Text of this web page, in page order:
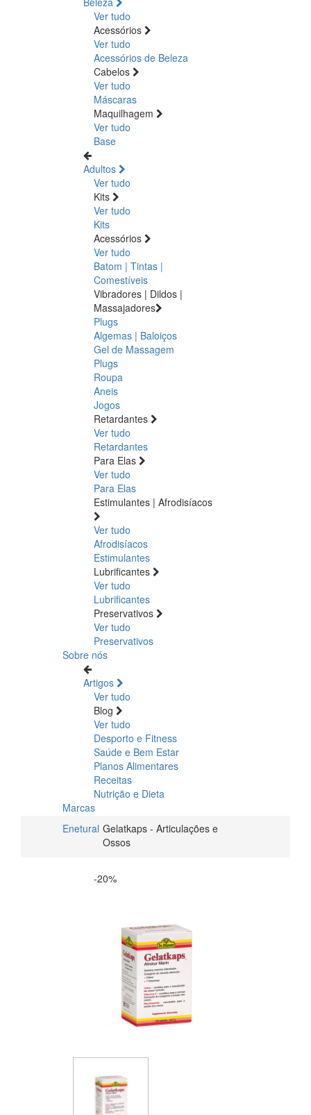
Ver tudo
Acessórios
Ver tudo
Acessórios de Beleza
Cabelos
Ver tudo
Máscaras
Maquilhagem
Ver tudo
Base
Adultos
Ver tudo
Kits
Ver tudo
Kits
Acessórios
Ver tudo
Batom | Tintas |
Comestíveis
Vibradores | Dildos |
Massajadores
Plugs
Algemas | Baloiços
Gel de Massagem
Plugs
Roupa
Aneis
Jogos
Retardantes
Ver tudo
Retardantes
Para Elas
Ver tudo
Para Elas
Estimulantes | Afrodisíacos
Ver tudo
Afrodisíacos
Estimulantes
Lubrificantes
Ver tudo
Lubrificantes
Preservativos
Ver tudo
Preservativos
Sobre nós
Artigos
Ver tudo
Blog
Ver tudo
Desporto e Fitness
Saúde e Bem Estar
Planos Alimentares
Receitas
Nutrição e Dieta
Marcas
Enetural Gelatkaps - Articulações e
Ossos
-20%